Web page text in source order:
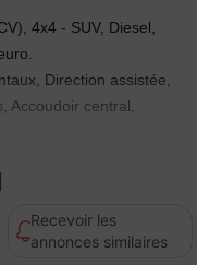
4x4 - SUV, Diesel,
Direction assistée,
Accoudoir central,
réelle
Recevoir les
annonces similaires